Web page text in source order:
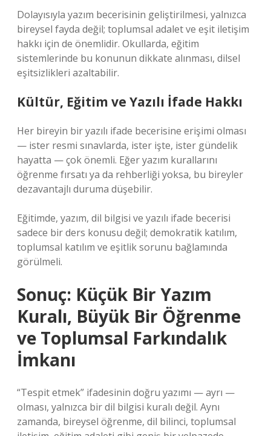
Dolayısıyla yazım becerisinin geliştirilmesi, yalnızca
bireysel fayda değil; toplumsal adalet ve eşit iletişim
hakkı için de önemlidir. Okullarda, eğitim
sistemlerinde bu konunun dikkate alınması, dilsel
eşitsizlikleri azaltabilir.
Kültür, Eğitim ve Yazılı İfade Hakkı
Her bireyin bir yazılı ifade becerisine erişimi olması
— ister resmi sınavlarda, ister işte, ister gündelik
hayatta — çok önemli. Eğer yazım kurallarını
öğrenme fırsatı ya da rehberliği yoksa, bu bireyler
dezavantajlı duruma düşebilir.
Eğitimde, yazım, dil bilgisi ve yazılı ifade becerisi
sadece bir ders konusu değil; demokratik katılım,
toplumsal katılım ve eşitlik sorunu bağlamında
görülmeli.
Sonuç: Küçük Bir Yazım
Kuralı, Büyük Bir Öğrenme
ve Toplumsal Farkındalık
İmkanı
“Tespit etmek” ifadesinin doğru yazımı — ayrı —
olması, yalnızca bir dil bilgisi kuralı değil. Aynı
zamanda, bireysel öğrenme, dil bilinci, toplumsal